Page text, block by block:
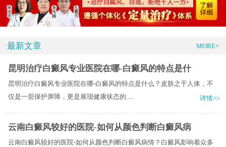
最新文章 MORE+
昆明治疗白癜风专业医院在哪-白癜风的特点是什
昆明治疗白癜风专业医院在哪-白癜风的特点是什么？皮肤之于人体，不
仅是一层保护屏障，更是展现健康状态的.....
详情>>
云南白癜风较好的医院-如何从颜色判断白癜风病
云南白癜风较好的医院-如何从颜色判断白癜风病情？白癜风影响着众多